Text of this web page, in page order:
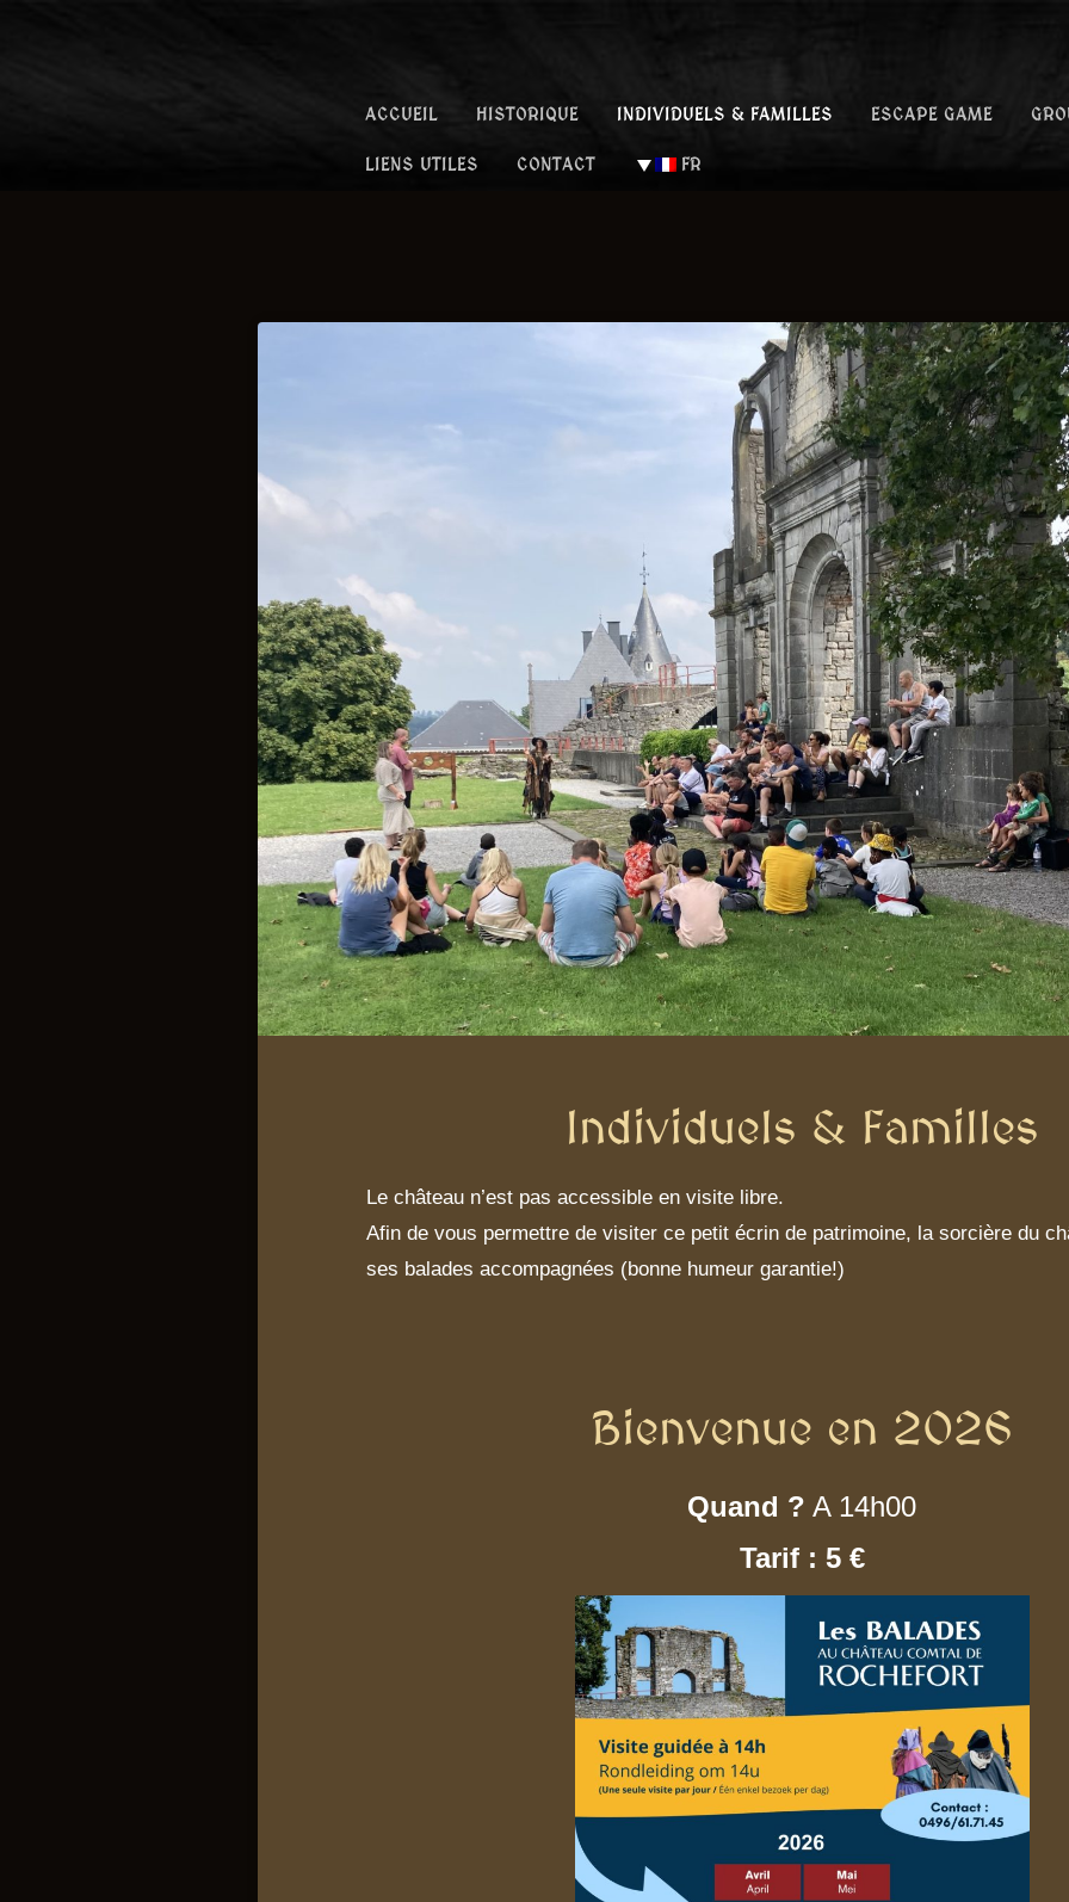
CHATEAU COMTAL DE ROCHEFORT
ACCUEIL HISTORIQUE INDIVIDUELS & FAMILLES ESCAPE GAME
LIENS UTILES CONTACT FR
Individuels & Familles
Le château n’est pas accessible en visite libre.
Afin de vous permettre de visiter ce petit écrin de patrimoine, la sorcière du
ses balades accompagnées (bonne humeur garantie!)
Bienvenue en 2026
Quand ? A 14h00
Tarif : 5 €